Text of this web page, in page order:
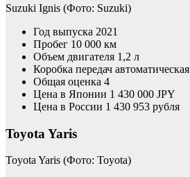
Suzuki Ignis (Фото: Suzuki)
Год выпуска 2021
Пробег 10 000 км
Объем двигателя 1,2 л
Коробка передач автоматическая
Общая оценка 4
Цена в Японии 1 430 000 JPY
Цена в России 1 430 953 рубля
Toyota Yaris
Toyota Yaris (Фото: Toyota)